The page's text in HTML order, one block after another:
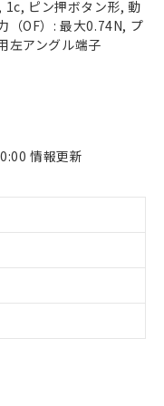
1c, ピン押ボタン形, 動
（OF）: 最大0.74N, プ
左アングル端子
情報更新